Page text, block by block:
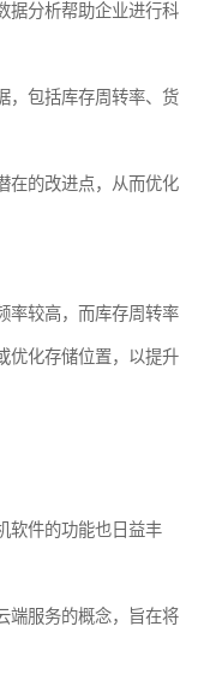
据分析帮助企业进行科
，包括库存周转率、货
在的改进点，从而优化
率较高，而库存周转率
优化存储位置，以提升
软件的功能也日益丰
端服务的概念，旨在将